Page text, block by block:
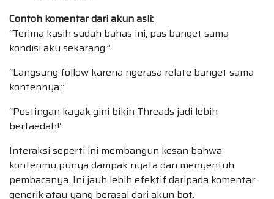
Contoh komentar dari akun asli:
“Terima kasih sudah bahas ini, pas banget sama
kondisi aku sekarang.”
“Langsung follow karena ngerasa relate banget sama
kontennya.”
“Postingan kayak gini bikin Threads jadi lebih
berfaedah!”
Interaksi seperti ini membangun kesan bahwa
kontenmu punya dampak nyata dan menyentuh
pembacanya. Ini jauh lebih efektif daripada komentar
generik atau yang berasal dari akun bot.